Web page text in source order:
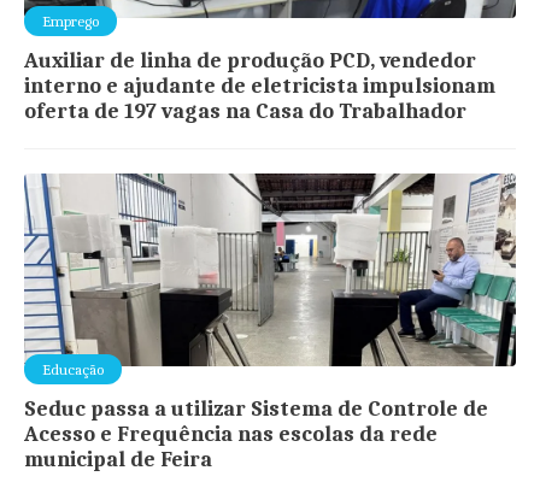
Emprego
Auxiliar de linha de produção PCD, vendedor
interno e ajudante de eletricista impulsionam
oferta de 197 vagas na Casa do Trabalhador
Educação
Seduc passa a utilizar Sistema de Controle de
Acesso e Frequência nas escolas da rede
municipal de Feira